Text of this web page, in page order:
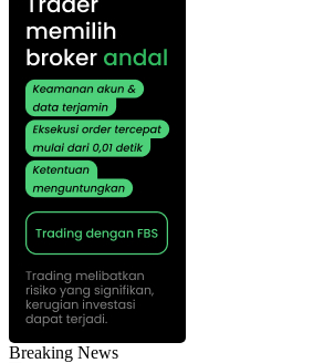
Breaking News